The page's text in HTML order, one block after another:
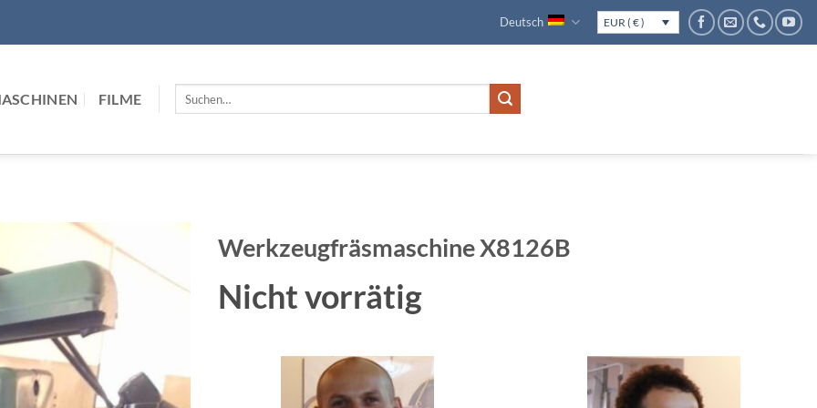
Deutsch EUR ( € )
FILME
Suchen
Werkzeugfräsmaschine X8126B
Nicht vorrätig